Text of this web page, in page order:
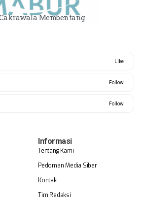
Membentang
Like
Follow
Follow
Informasi
Tentang Kami
Pedoman Media Siber
Kontak
Tim Redaksi